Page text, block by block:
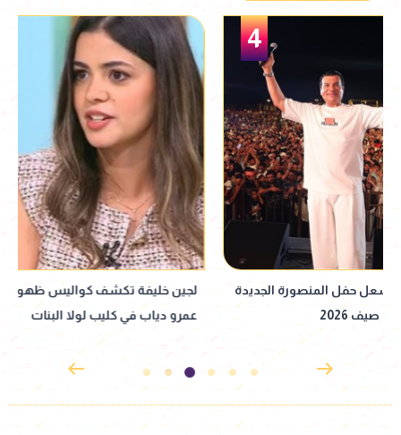
5
لجين خليفة تكشف كواليس ظهورها مع
عمرو دياب في كليب لولا البنات
نانسي عجرم
بالساحل الشمالي